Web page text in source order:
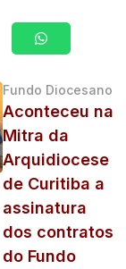
Fundo Diocesano
Aconteceu na
Mitra da
Arquidiocese
de Curitiba a
assinatura
dos contratos
do Fundo